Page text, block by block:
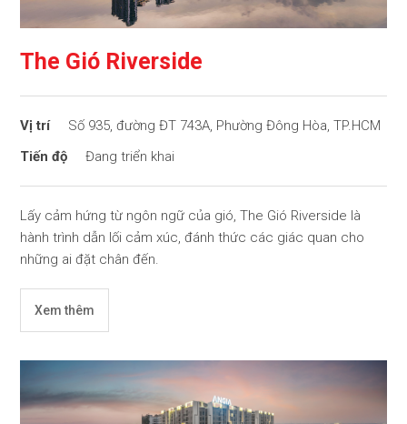
The Gió Riverside
Số 935, đường ĐT 743A, Phường Đông Hòa, TP.HCM
Đang triển khai
Lấy cảm hứng từ ngôn ngữ của gió, The Gió Riverside là
hành trình dẫn lối cảm xúc, đánh thức các giác quan cho
những ai đặt chân đến.
Xem thêm